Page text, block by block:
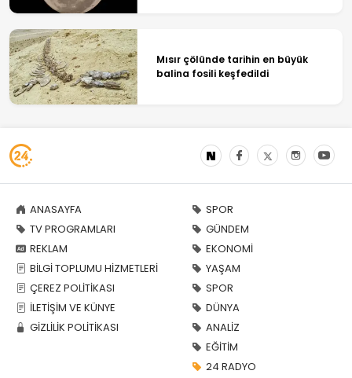
Mısır çölünde tarihin en büyük
balina fosili keşfedildi
ANASAYFA
TV PROGRAMLARI
REKLAM
BİLGİ TOPLUMU HİZMETLERİ
ÇEREZ POLİTİKASI
İLETİŞİM VE KÜNYE
GİZLİLİK POLİTİKASI
SPOR
GÜNDEM
EKONOMİ
YAŞAM
SPOR
DÜNYA
ANALİZ
EĞİTİM
24 RADYO